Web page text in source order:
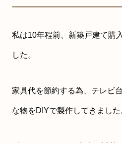
私は10年程前、新築戸建て購
した。
家具代を節約する為、テレビ
な物をDIYで製作してきました